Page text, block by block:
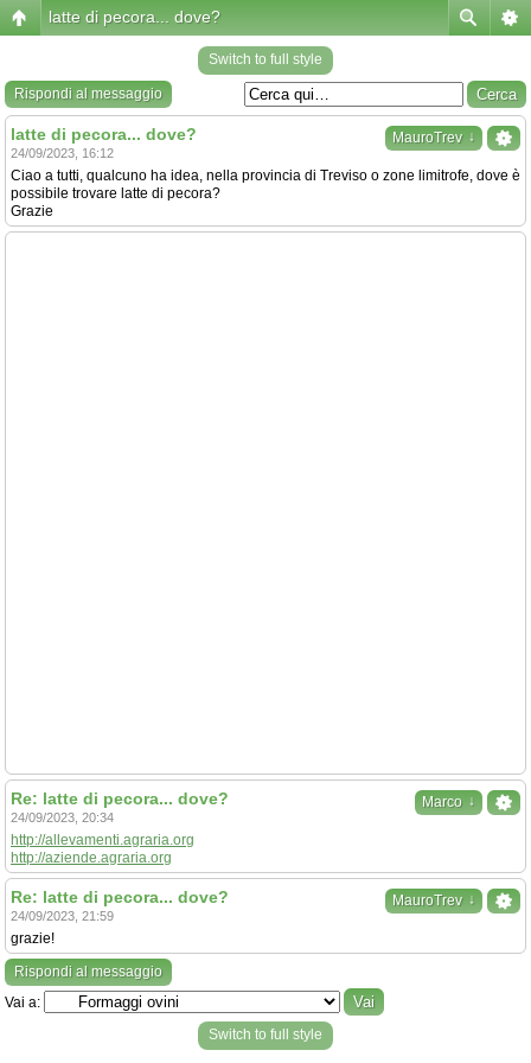
latte di pecora... dove?
Switch to full style
Rispondi al messaggio
MauroTrev ↓
latte di pecora... dove?
24/09/2023, 16:12
Ciao a tutti, qualcuno ha idea, nella provincia di Treviso o zone limitrofe, dove è
possibile trovare latte di pecora?
Grazie
Marco ↓
Re: latte di pecora... dove?
24/09/2023, 20:34
http://allevamenti.agraria.org
http://aziende.agraria.org
MauroTrev ↓
Re: latte di pecora... dove?
24/09/2023, 21:59
grazie!
Rispondi al messaggio
Vai a:
Switch to full style